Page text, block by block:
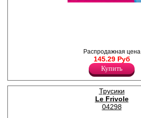
Распродажная цена
145.29 Руб
Купить
Трусики
Le Frivole
04298